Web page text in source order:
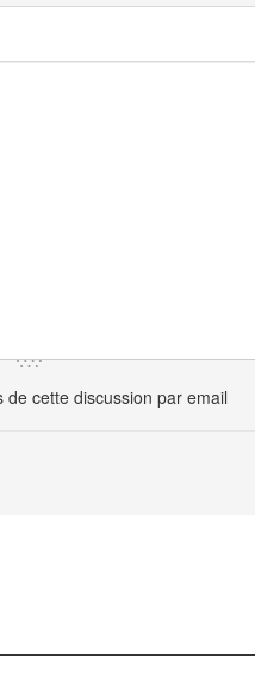
cette discussion par email